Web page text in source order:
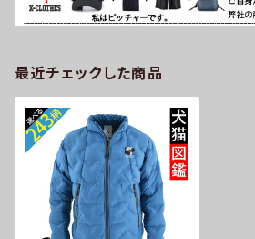
最近チェックした商品